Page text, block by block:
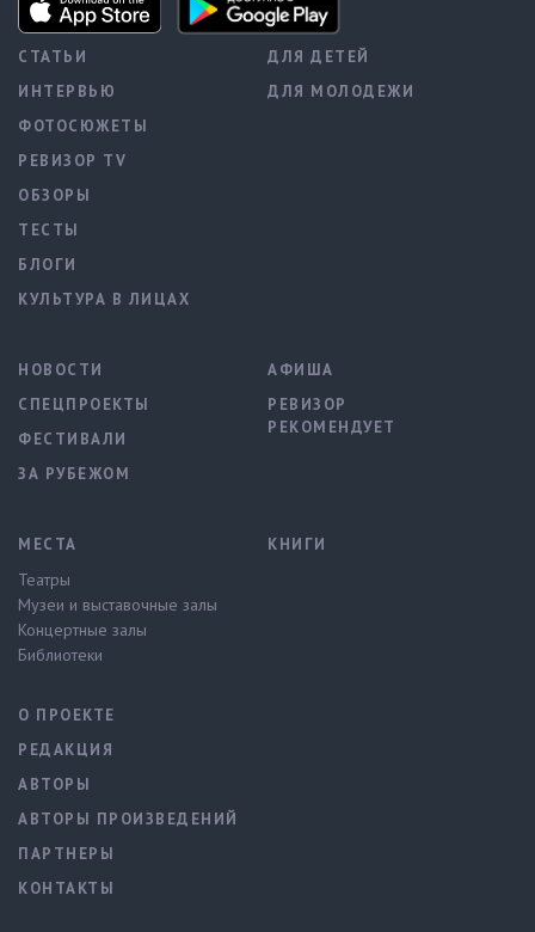
СТАТЬИ
ИНТЕРВЬЮ
ФОТОСЮЖЕТЫ
РЕВИЗОР TV
ОБЗОРЫ
ТЕСТЫ
БЛОГИ
КУЛЬТУРА В ЛИЦАХ
ДЛЯ ДЕТЕЙ
ДЛЯ МОЛОДЕЖИ
НОВОСТИ
СПЕЦПРОЕКТЫ
ФЕСТИВАЛИ
ЗА РУБЕЖОМ
АФИША
РЕВИЗОР
РЕКОМЕНДУЕТ
МЕСТА
Театры
Музеи и выставочные залы
Концертные залы
Библиотеки
КНИГИ
О ПРОЕКТЕ
РЕДАКЦИЯ
АВТОРЫ
АВТОРЫ ПРОИЗВЕДЕНИЙ
ПАРТНЕРЫ
КОНТАКТЫ